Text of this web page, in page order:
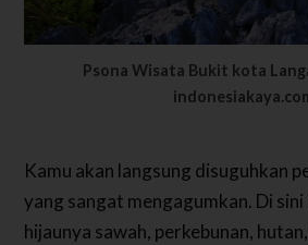
Psona Wisata Bukit kota
Kamu akan langsung disuguhkan
yang sangat mengagumkan. Di
hijaunya sawah, perkebunan,